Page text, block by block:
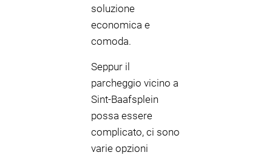
soluzione
economica e
comoda.
Seppur il
parcheggio vicino a
Sint-Baafsplein
possa essere
complicato, ci sono
varie opzioni